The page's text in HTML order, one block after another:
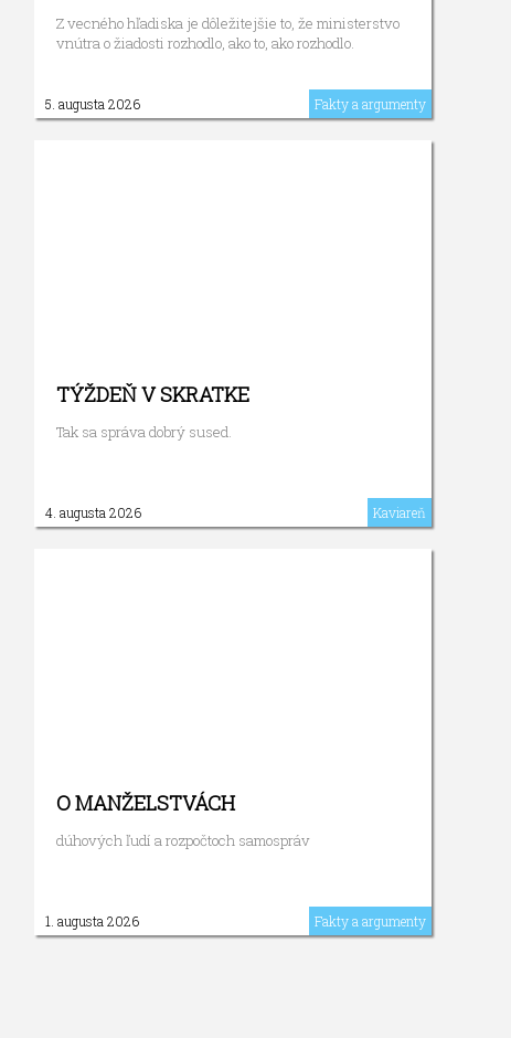
Z vecného hľadiska je dôležitejšie to, že ministerstvo
vnútra o žiadosti rozhodlo, ako to, ako rozhodlo.
5. augusta 2026 Fakty a argumenty
TÝŽDEŇ V SKRATKE
Tak sa správa dobrý sused.
4. augusta 2026 Kaviareň
O MANŽELSTVÁCH
dúhových ľudí a rozpočtoch samospráv
1. augusta 2026 Fakty a argumenty